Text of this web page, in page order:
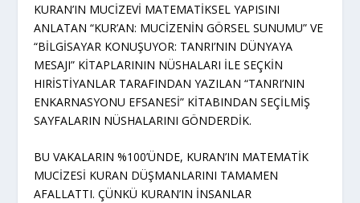
KURAN’IN MUCİZEVİ MATEMATİKSEL YAPISINI
ANLATAN “KUR’AN: MUCİZENİN GÖRSEL SUNUMU” VE
“BİLGİSAYAR KONUŞUYOR: TANRI’NIN DÜNYAYA
MESAJI” KİTAPLARININ NÜSHALARI İLE SEÇKİN
HIRİSTİYANLAR TARAFINDAN YAZILAN “TANRI’NIN
ENKARNASYONU EFSANESİ” KİTABINDAN SEÇİLMİŞ
SAYFALARIN NÜSHALARINI GÖNDERDİK.
BU VAKALARIN %100’ÜNDE, KURAN’IN MATEMATİK
MUCİZESİ KURAN DÜŞMANLARINI TAMAMEN
AFALLATTI. ÇÜNKÜ KURAN’IN İNSANLAR